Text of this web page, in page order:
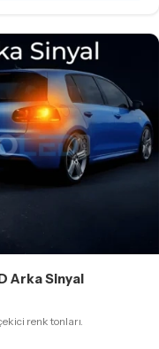
Arka Sinyal
renk tonları.